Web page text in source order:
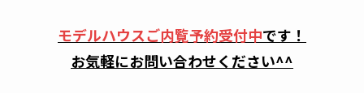
モデルハウスご内覧予約受付中です！
お気軽にお問い合わせください^^